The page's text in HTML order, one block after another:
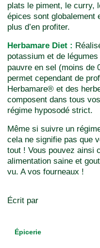
plats le piment, le curry,
épices sont globalement
plus d’en profiter.
Herbamare Diet :
potassium et de
pauvre en sel (moins de
permet cependant de
Herbamare® et des
composent dans tous
régime hyposodé strict.
Même si suivre un
cela ne signifie pas que
tout ! Vous pouvez ainsi
alimentation saine et
vu. A vos fourneaux !
Écrit par
Épicerie